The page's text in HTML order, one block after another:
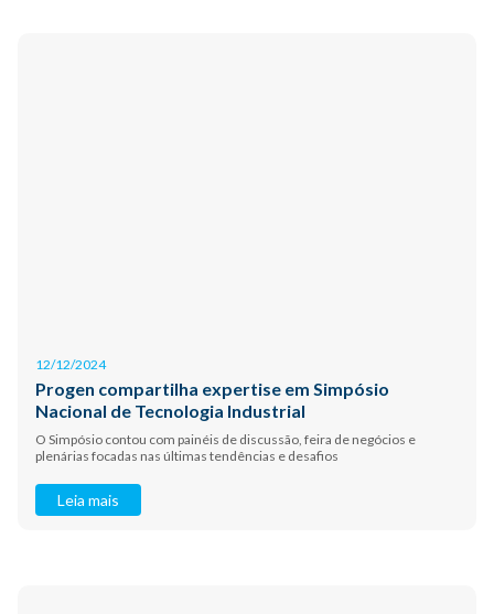
12/12/2024
Progen compartilha expertise em Simpósio
Nacional de Tecnologia Industrial
O Simpósio contou com painéis de discussão, feira de negócios e
plenárias focadas nas últimas tendências e desafios
Leia mais